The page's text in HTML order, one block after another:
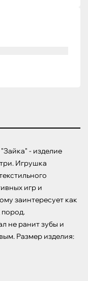
- изделие
Игрушка
игр и
заинтересует как
пород.
не ранит зубы и
Размер изделия: